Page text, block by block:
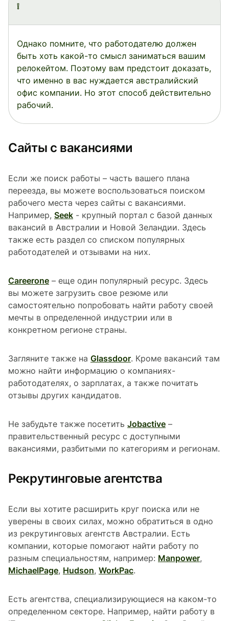
❕
Однако помните, что работодателю должен
быть хоть какой-то смысл заниматься вашим
релокейтом. Поэтому вам предстоит доказать,
что именно в вас нуждается австралийский
офис компании. Но этот способ действительно
рабочий.
Сайты с вакансиями
Если же поиск работы – часть вашего плана
переезда, вы можете воспользоваться поиском
рабочего места через сайты с вакансиями.
Например, Seek - крупный портал с базой данных
вакансий в Австралии и Новой Зеландии. Здесь
также есть раздел со списком популярных
работодателей и отзывами на них.
Сareerone – еще один популярный ресурс. Здесь
вы можете загрузить свое резюме или
самостоятельно попробовать найти работу своей
мечты в определенной индустрии или в
конкретном регионе страны.
Загляните также на Glassdoor. Кроме вакансий там
можно найти информацию о компаниях-
работодателях, о зарплатах, а также почитать
отзывы других кандидатов.
Не забудьте также посетить Jobactive –
правительственный ресурс с доступными
вакансиями, разбитыми по категориям и регионам.
Рекрутинговые агентства
Если вы хотите расширить круг поиска или не
уверены в своих силах, можно обратиться в одно
из рекрутинговых агентств Австралии. Есть
компании, которые помогают найти работу по
разным специальностям, например: Manpower,
MichaelPage, Hudson, WorkPac.
Есть агентства, специализирующиеся на каком-то
определенном секторе. Например, найти работу в